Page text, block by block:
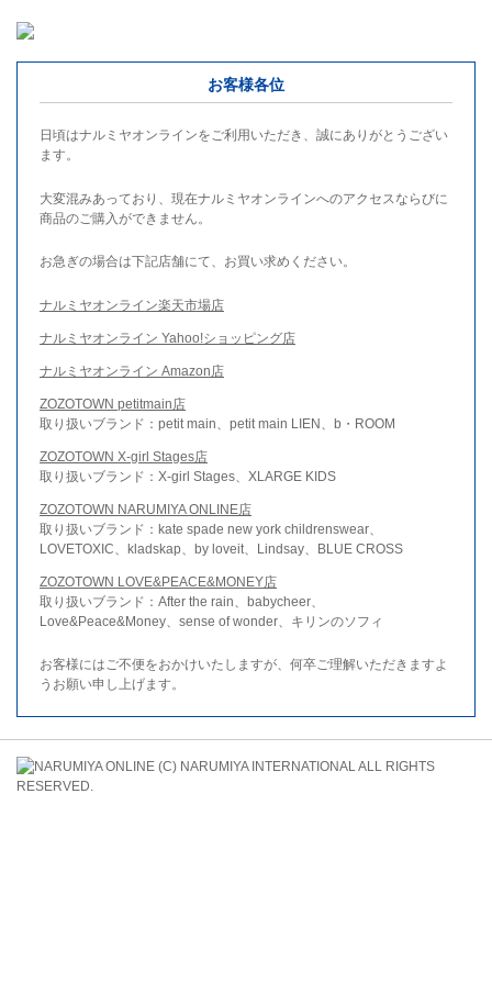
お客様各位
日頃はナルミヤオンラインをご利用いただき、誠にありがとうござい
ます。
大変混みあっており、現在ナルミヤオンラインへのアクセスならびに
商品のご購入ができません。
お急ぎの場合は下記店舗にて、お買い求めください。
ナルミヤオンライン楽天市場店
ナルミヤオンライン Yahoo!ショッピング店
ナルミヤオンライン Amazon店
ZOZOTOWN petitmain店
取り扱いブランド：petit main、petit main LIEN、b・ROOM
ZOZOTOWN X-girl Stages店
取り扱いブランド：X-girl Stages、XLARGE KIDS
ZOZOTOWN NARUMIYA ONLINE店
取り扱いブランド：kate spade new york childrenswear、
LOVETOXIC、kladskap、by loveit、Lindsay、BLUE CROSS
ZOZOTOWN LOVE&PEACE&MONEY店
取り扱いブランド：After the rain、babycheer、
Love&Peace&Money、sense of wonder、キリンのソフィ
お客様にはご不便をおかけいたしますが、何卒ご理解いただきますよ
うお願い申し上げます。